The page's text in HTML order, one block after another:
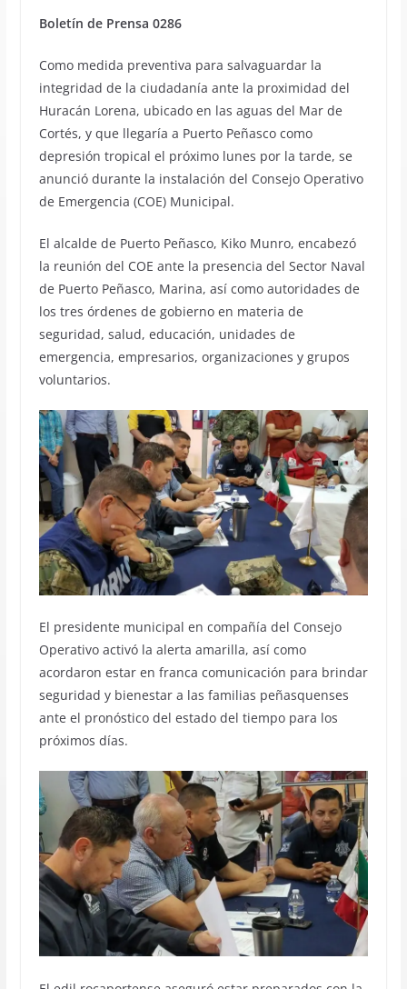
Boletín de Prensa 0286
Como medida preventiva para salvaguardar la
integridad de la ciudadanía ante la proximidad del
Huracán Lorena, ubicado en las aguas del Mar de
Cortés, y que llegaría a Puerto Peñasco como
depresión tropical el próximo lunes por la tarde, se
anunció durante la instalación del Consejo Operativo
de Emergencia (COE) Municipal.
El alcalde de Puerto Peñasco, Kiko Munro, encabezó
la reunión del COE ante la presencia del Sector Naval
de Puerto Peñasco, Marina, así como autoridades de
los tres órdenes de gobierno en materia de
seguridad, salud, educación, unidades de
emergencia, empresarios, organizaciones y grupos
voluntarios.
El presidente municipal en compañía del Consejo
Operativo activó la alerta amarilla, así como
acordaron estar en franca comunicación para brindar
seguridad y bienestar a las familias peñasquenses
ante el pronóstico del estado del tiempo para los
próximos días.